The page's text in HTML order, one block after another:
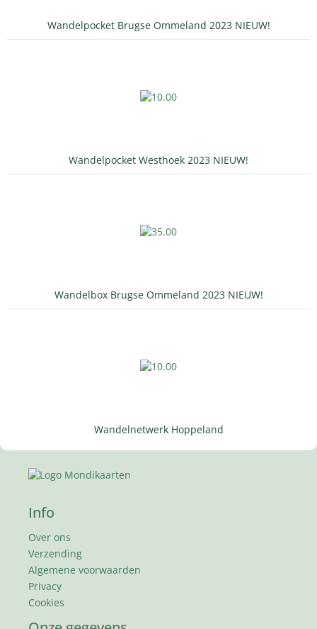
Wandelpocket Brugse Ommeland 2023 NIEUW!
Wandelpocket Westhoek 2023 NIEUW!
Wandelbox Brugse Ommeland 2023 NIEUW!
Wandelnetwerk Hoppeland
Info
Over ons
Verzending
Algemene voorwaarden
Privacy
Cookies